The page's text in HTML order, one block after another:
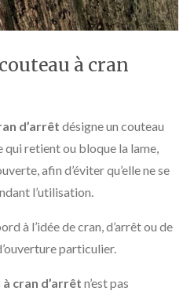
à cran
d’arrêt désigne un couteau
qui retient ou bloque la lame,
afin d’éviter qu’elle ne se
l’utilisation.
à l’idée de cran, d’arrêt ou de
particulier.
cran d’arrêt n’est pas